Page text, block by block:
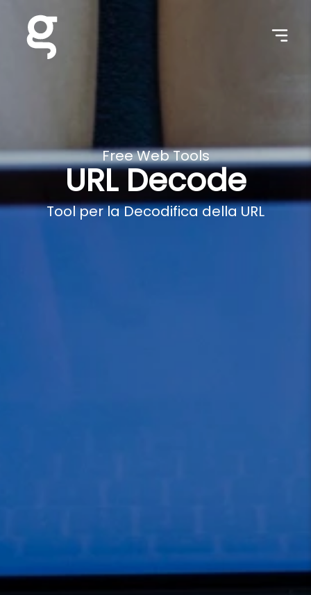
Free Web Tools
URL Decode
Tool per la Decodifica della URL